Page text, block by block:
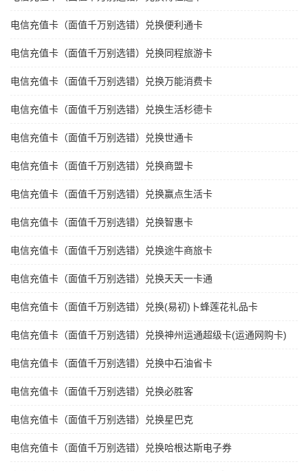
电信充值卡（面值千万别选错）兑换便利通卡
电信充值卡（面值千万别选错）兑换同程旅游卡
电信充值卡（面值千万别选错）兑换万能消费卡
电信充值卡（面值千万别选错）兑换生活杉德卡
电信充值卡（面值千万别选错）兑换世通卡
电信充值卡（面值千万别选错）兑换商盟卡
电信充值卡（面值千万别选错）兑换赢点生活卡
电信充值卡（面值千万别选错）兑换智惠卡
电信充值卡（面值千万别选错）兑换途牛商旅卡
电信充值卡（面值千万别选错）兑换天天一卡通
电信充值卡（面值千万别选错）兑换(易初)卜蜂莲花礼品卡
电信充值卡（面值千万别选错）兑换神州运通超级卡(运通网购卡)
电信充值卡（面值千万别选错）兑换中石油省卡
电信充值卡（面值千万别选错）兑换必胜客
电信充值卡（面值千万别选错）兑换星巴克
电信充值卡（面值千万别选错）兑换哈根达斯电子券